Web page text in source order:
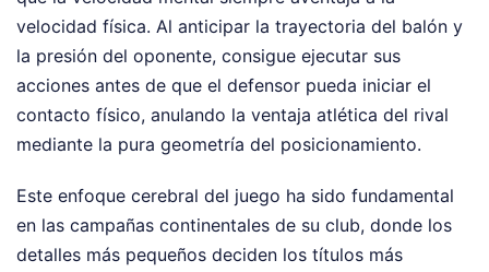
velocidad física. Al anticipar la trayectoria del balón y
la presión del oponente, consigue ejecutar sus
acciones antes de que el defensor pueda iniciar el
contacto físico, anulando la ventaja atlética del rival
mediante la pura geometría del posicionamiento.
Este enfoque cerebral del juego ha sido fundamental
en las campañas continentales de su club, donde los
detalles más pequeños deciden los títulos más